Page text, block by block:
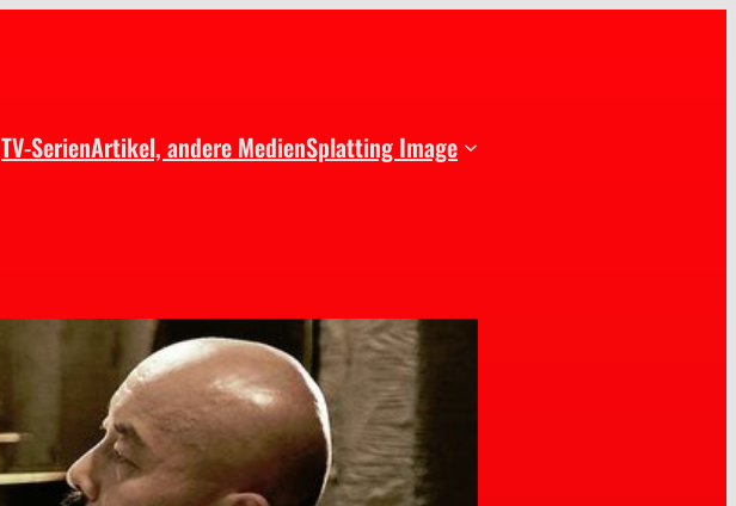
TV-SerienArtikel, andere MedienSplatting Image